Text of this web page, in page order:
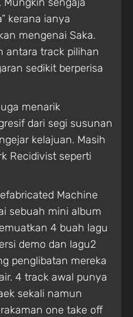
kerana ianya
mengenai Saka.
antara track pilihan
sedikit berperisa
menarik
dari segi susunan
kelajuan. Masih
Recidivist seperti
Machine
sebuah mini album
4 buah lagu
demo dan lagu2
penglibatan mereka
4 track awal punya
sekali namun
one take off